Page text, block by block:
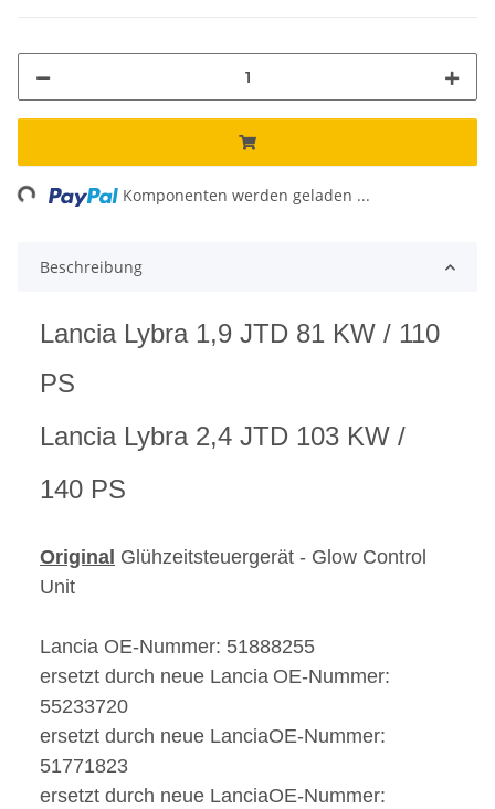
Komponenten werden geladen ...
Beschreibung
Lancia Lybra 1,9 JTD 81 KW / 110
PS
Lancia Lybra2,4 JTD 103 KW /
140 PS
Original Glühzeitsteuergerät - Glow Control
Unit
Lancia OE-Nummer: 51888255
ersetzt durch neue Lancia OE-Nummer:
55233720
ersetzt durch neue LanciaOE-Nummer:
51771823
ersetzt durch neue LanciaOE-Nummer: